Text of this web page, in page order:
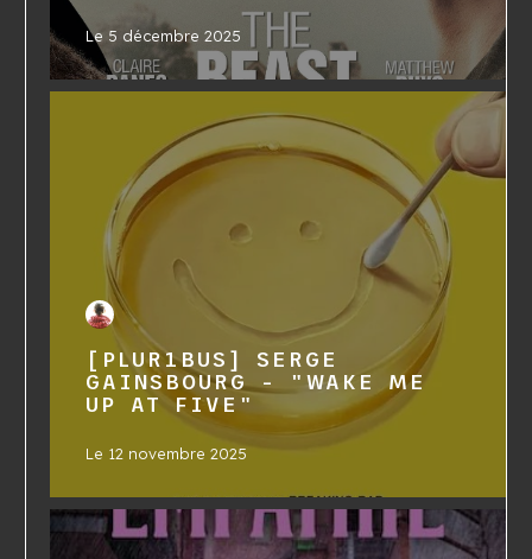
Le 5 décembre 2025
[PLUR1BUS] SERGE
GAINSBOURG - "WAKE ME
UP AT FIVE"
Le 12 novembre 2025